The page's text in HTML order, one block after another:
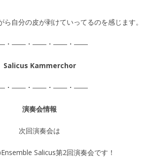
ら自分の皮が剥けていってるのを感じます。
・――・――・――・――
Salicus Kammerchor
・――・――・――・――
演奏会情報
次回演奏会は
Salicus第2回演奏会です！